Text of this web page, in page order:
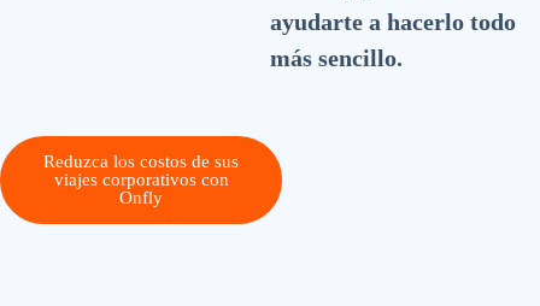
ayudarte a hacerlo todo
más sencillo.
Reduzca los costos de sus
viajes corporativos con
Onfly